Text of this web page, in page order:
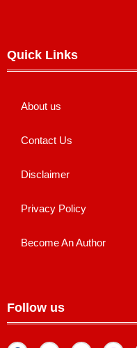
Quick Links
About us
Contact Us
Disclaimer
Privacy Policy
Become An Author
Follow us